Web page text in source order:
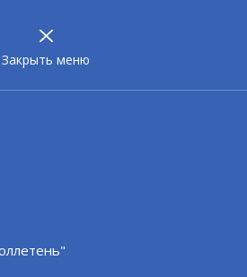
Закрыть меню
беспилотных